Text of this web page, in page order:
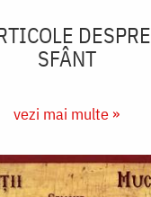
DESPRE
SFÂNT
vezi mai multe »